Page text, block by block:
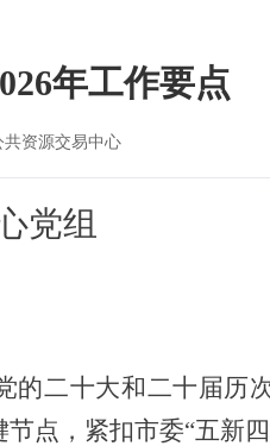
年工作要点
资源交易中心
党组
的二十大和二十届历
点，紧扣市委“五新